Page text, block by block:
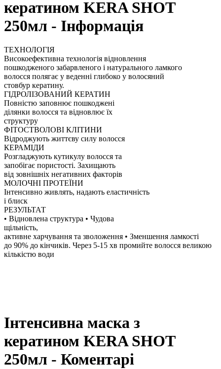
кератином KERA SHOT
250мл - Інформація
ТЕХНОЛОГІЯ
Високоефективна технологія відновлення
пошкодженого забарвленого і натурального ламкого
волосся полягає у веденні глибоко у волосяний
стовбур кератину.
ГІДРОЛІЗОВАНИЙ КЕРАТИН
Повністю заповнює пошкоджені
ділянки волосся та відновлює їх
структуру
ФІТОСТВОЛОВІ КЛІТИНИ
Відроджують життєву силу волосся
КЕРАМІДИ
Розгладжують кутикулу волосся та
запобігає пористості. Захищають
від зовнішніх негативних факторів
МОЛОЧНІ ПРОТЕЇНИ
Інтенсивно живлять, надають еластичність
і блиск
РЕЗУЛЬТАТ
• Відновлена ​​структура • Чудова
щільність,
активне харчування та зволоження • Зменшення ламкості
до 90% до кінчиків. Через 5-15 хв промийте волосся великою
кількістю води
Інтенсивна маска з
кератином KERA SHOT
250мл - Коментарі